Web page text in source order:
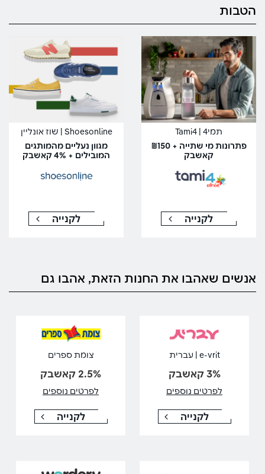
הטבות
תמי4 | Tami4
פתרונות מי שתייה + ₪150
קאשבק
לקנייה
Shoesonline | שוז אונליין
מגוון נעליים מהמותגים
המובילים + 4% קאשבק
לקנייה
אנשים שאהבו את החנות הזאת, אהבו גם
e-vrit | עברית
3% קאשבק
לפרטים נוספים
לקנייה
צומת ספרים
2.5% קאשבק
לפרטים נוספים
לקנייה